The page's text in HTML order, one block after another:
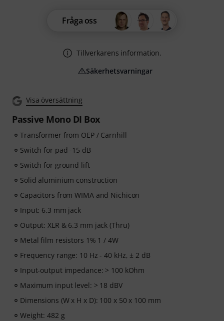
Visa översättning
Passive Mono DI Box
Transformer from OEP / Carnhill
Switch for pad -15 dB
Switch for ground lift
Solid aluminium construction
Capacitors from WIMA and Nichicon
Input: 6.3 mm jack
Output: XLR & 6.3 mm jack (Thru)
Metal film resistors 1% 1 / 4W
Frequency range: 10 Hz - 40 kHz, ± 2 dB
Input-output impedance: > 100 kOhm
Maximum input level: > 18 dBV
Dimensions (W x H x D): 100 x 50 x 100 mm
Weight: 482 g
Fråga oss
Tillverkarens information.
Säkerhetsvarningar